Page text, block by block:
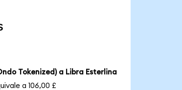
Tokenized) a Libra Esterlina
a 106,00 £